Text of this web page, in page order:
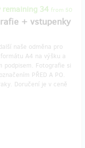
remaining 34 from 50
+ vstupenky
naše odměna pro
A4 na výšku a
podpisem. Fotografie si
PŘED A PO.
Doručení je v ceně